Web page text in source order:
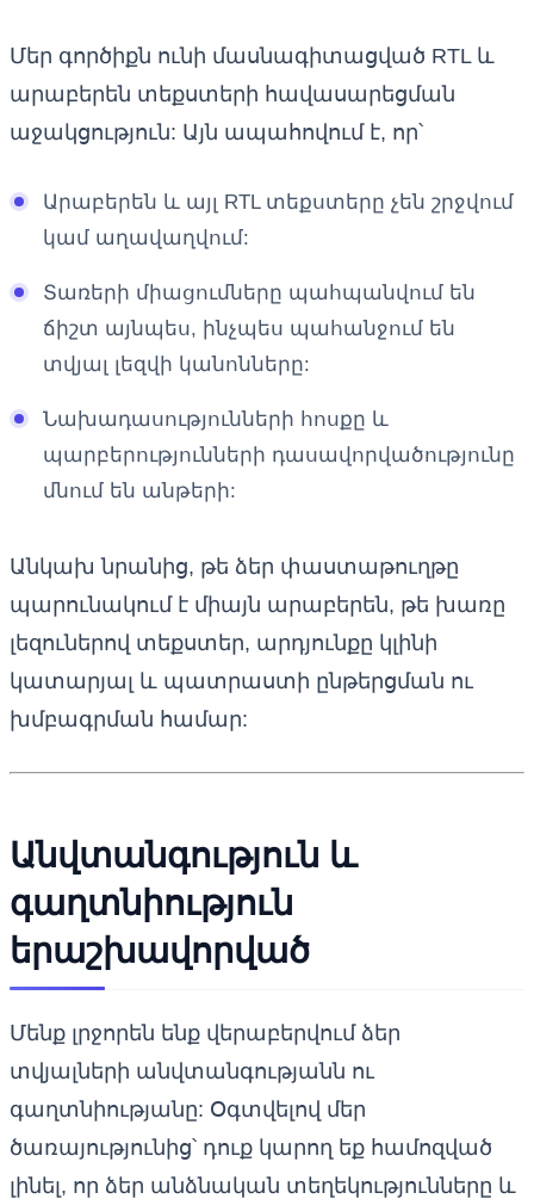
Մեր գործիքն ունի մասնագիտացված RTL և
արաբերեն տեքստերի հավասարեցման
աջակցություն: Այն ապահովում է, որ՝
Արաբերեն և այլ RTL տեքստերը չեն շրջվում
կամ աղավաղվում:
Տառերի միացումները պահպանվում են
ճիշտ այնպես, ինչպես պահանջում են
տվյալ լեզվի կանոնները:
Նախադասությունների հոսքը և
պարբերությունների դասավորվածությունը
մնում են անթերի:
Անկախ նրանից, թե ձեր փաստաթուղթը
պարունակում է միայն արաբերեն, թե խառը
լեզուներով տեքստեր, արդյունքը կլինի
կատարյալ և պատրաստի ընթերցման ու
խմբագրման համար:
Անվտանգություն և
գաղտնիություն
երաշխավորված
Մենք լրջորեն ենք վերաբերվում ձեր
տվյալների անվտանգությանն ու
գաղտնիությանը: Օգտվելով մեր
ծառայությունից՝ դուք կարող եք համոզված
լինել, որ ձեր անձնական տեղեկությունները և